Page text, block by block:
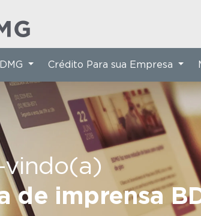
vindo(a)
de imprensa
Crédito Para sua Empresa